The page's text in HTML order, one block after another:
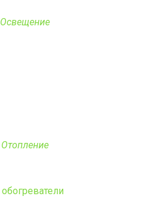
Освещение
Отопление